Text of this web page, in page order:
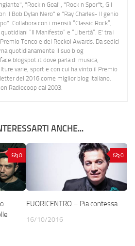
"Rock n Goal", "Rock n Spor"t, Gil
Il Bob Dylan Nero" e "Ray Charles- Il genio
Collabora con i mensili “Classic Rock”,
“Il Manifesto” e “Libertà”. E' tra i
Tenco e del Rockol Awards. Da sedici
quotidianamente il suo blog
dove parla di musica,
varie, sport e con cui ha vinto il Premio
del 2016 come miglior blog italiano.
Radiocoop dal 2003.
ANCHE...
0 0
FUORICENTRO – Pia contessa
16/10/2016